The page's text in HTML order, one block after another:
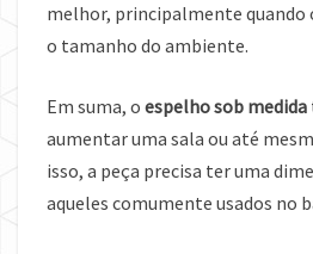
melhor, principalmente
o tamanho do ambiente.
Em suma, o espelho sob medida
aumentar uma sala ou até
isso, a peça precisa ter uma
aqueles comumente usados no